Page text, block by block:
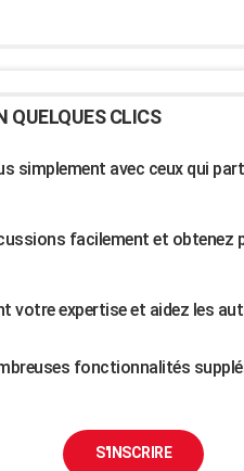
QUELQUES CLICS
simplement avec ceux qui
facilement et obtenez
votre expertise et aidez les
fonctionnalités
S'INSCRIRE